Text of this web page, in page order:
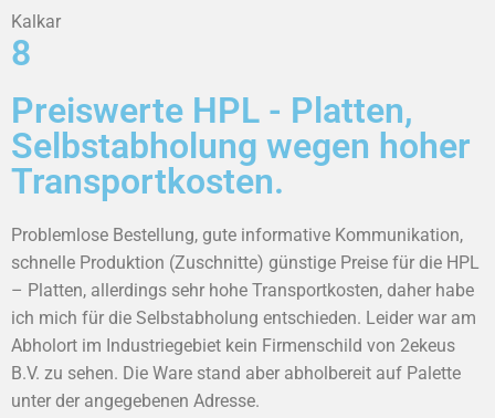
Kalkar
8
Preiswerte HPL - Platten,
Selbstabholung wegen hoher
Transportkosten.
Problemlose Bestellung, gute informative Kommunikation,
schnelle Produktion (Zuschnitte) günstige Preise für die HPL
– Platten, allerdings sehr hohe Transportkosten, daher habe
ich mich für die Selbstabholung entschieden. Leider war am
Abholort im Industriegebiet kein Firmenschild von 2ekeus
B.V. zu sehen. Die Ware stand aber abholbereit auf Palette
unter der angegebenen Adresse.